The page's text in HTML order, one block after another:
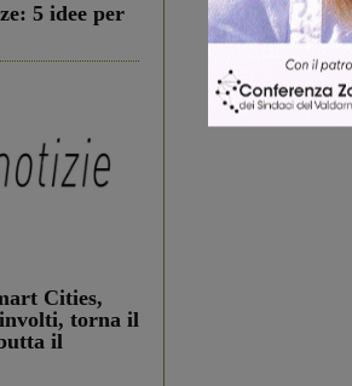
5 idee per
Cities,
torna il
il